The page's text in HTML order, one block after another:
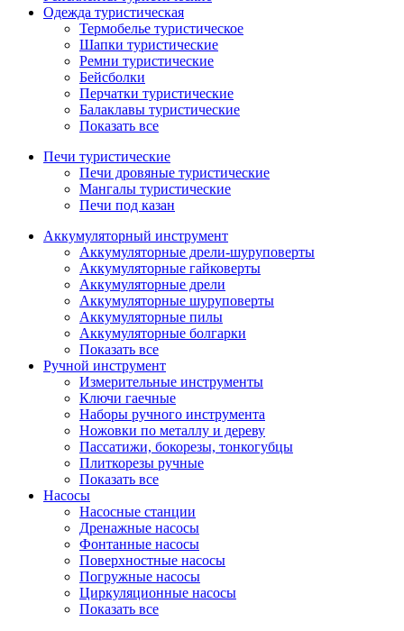
Одежда туристическая
Термобелье туристическое
Шапки туристические
Ремни туристические
Бейсболки
Перчатки туристические
Балаклавы туристические
Показать все
Печи туристические
Печи дровяные туристические
Мангалы туристические
Печи под казан
Аккумуляторный инструмент
Аккумуляторные дрели-шуруповерты
Аккумуляторные гайковерты
Аккумуляторные дрели
Аккумуляторные шуруповерты
Аккумуляторные пилы
Аккумуляторные болгарки
Показать все
Ручной инструмент
Измерительные инструменты
Ключи гаечные
Наборы ручного инструмента
Ножовки по металлу и дереву
Пассатижи, бокорезы, тонкогубцы
Плиткорезы ручные
Показать все
Насосы
Насосные станции
Дренажные насосы
Фонтанные насосы
Поверхностные насосы
Погружные насосы
Циркуляционные насосы
Показать все